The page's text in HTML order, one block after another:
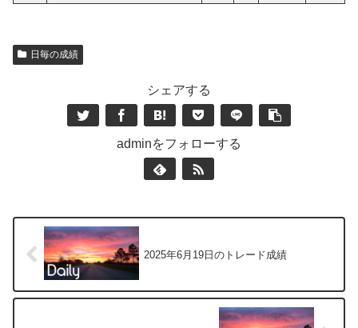
日毎の成績
シェアする
adminをフォローする
2025年6月19日のトレード成績